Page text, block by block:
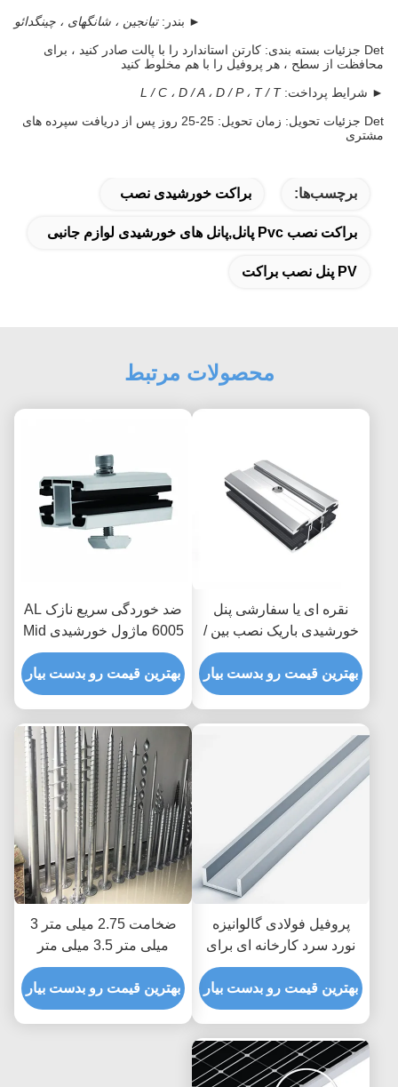
► بندر:تیانجین ، شانگهای ، چینگدائو
Det جزئیات بسته بندی: کارتن استاندارد را با پالت صادر کنید ، برای
محافظت از سطح ، هر پروفیل را با هم مخلوط کنید
► شرایط پرداخت:L / C ، D / A ، D / P ، T / T
Det جزئیات تحویل: زمان تحویل: 25-25 روز پس از دریافت سپرده های
مشتری
برچسب‌ها: براکت خورشیدی نصب
براکت نصب Pvc پانل,پانل های خورشیدی لوازم جانبی
PV پنل نصب براکت
محصولات مرتبط
نقره ای یا سفارشی پنل
خورشیدی باریک نصب بین /
وسط / آخر کلیمپ برای
سیستم های انرژی
خورشیدی
بهترین قیمت رو بدست بیار
ضد خوردگی سریع نازک AL
6005 ماژول خورشیدی Mid
/ End Clamps
بهترین قیمت رو بدست بیار
پروفیل فولادی گالوانیزه
نورد سرد کارخانه ای برای
نصب صفحه پانل PV
بهترین قیمت رو بدست بیار
ضخامت 2.75 میلی متر 3
میلی متر 3.5 میلی متر
زمین باز پیچ شمع شمع لنگر
قطب باد 60 متر در ثانیه
نصب خورشیدی
بهترین قیمت رو بدست بیار